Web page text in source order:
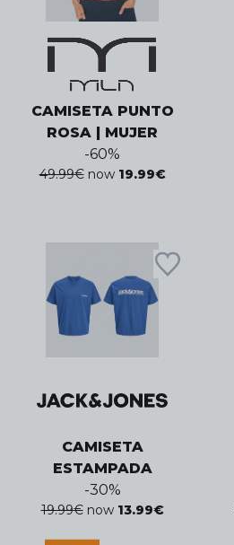
CAMISETA PUNTO
ROSA | MUJER
-60%
49.99€ now 19.99€
CAMISETA
ESTAMPADA
-30%
19.99€ now 13.99€